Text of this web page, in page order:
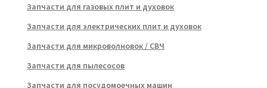
Запчасти для газовых плит и духовок
Запчасти для электрических плит и духовок
Запчасти для микроволновок / СВЧ
Запчасти для пылесосов
Запчасти для посудомоечных машин